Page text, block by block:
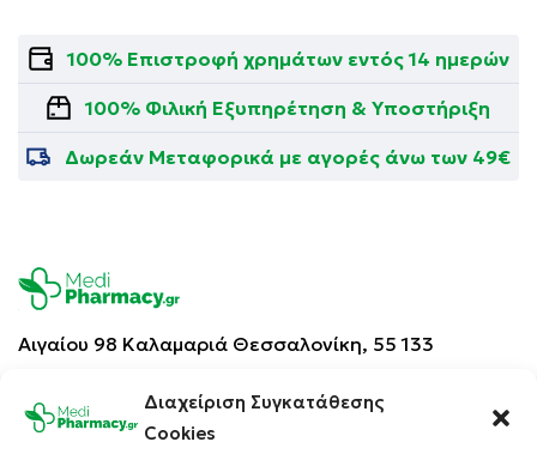
Διαχείριση Συγκατάθεσης
Cookies
100% Επιστροφή χρημάτων εντός 14 ημερών
100% Φιλική Εξυπηρέτηση & Υποστήριξη
Δωρεάν Μεταφορικά με αγορές άνω των 49€
Αιγαίου 98 Καλαμαριά Θεσσαλονίκη, 55 133